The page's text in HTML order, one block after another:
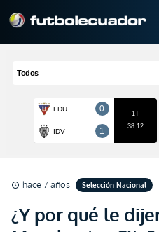
schedule hace 7 años Selección Nacional
¿Y por qué le